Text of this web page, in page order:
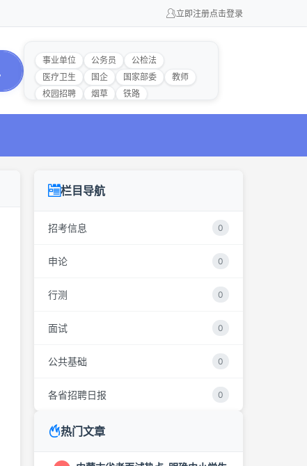
立即注册点击登录
事业单位 公务员
公检法
医疗卫生
国企 国家部委
教师
校园招聘
烟草 铁路
栏目导航
招考信息 0
申论 0
行测 0
面试 0
公共基础 0
各省招聘日报 0
热门文章